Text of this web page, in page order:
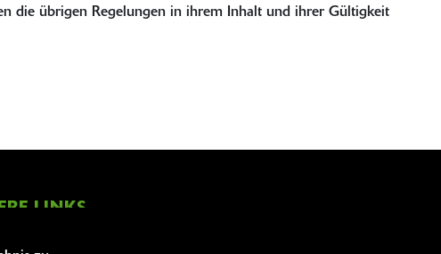
die übrigen Regelungen in ihrem Inhalt und ihrer Gültigkeit
LINKS